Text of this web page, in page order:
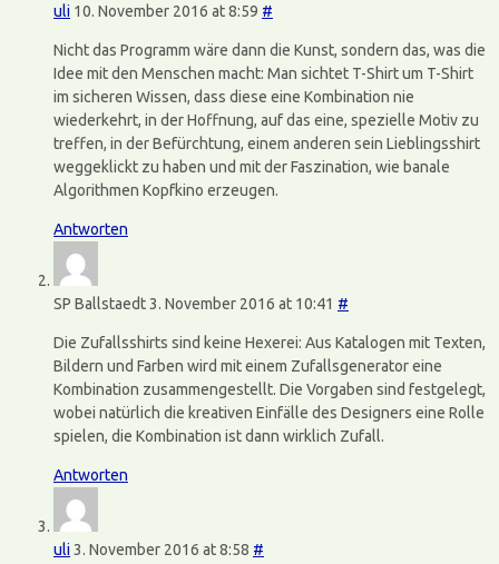
uli 10. November 2016 at 8:59 #
Nicht das Programm wäre dann die Kunst, sondern das, was die
Idee mit den Menschen macht: Man sichtet T-Shirt um T-Shirt
im sicheren Wissen, dass diese eine Kombination nie
wiederkehrt, in der Hoffnung, auf das eine, spezielle Motiv zu
treffen, in der Befürchtung, einem anderen sein Lieblingsshirt
weggeklickt zu haben und mit der Faszination, wie banale
Algorithmen Kopfkino erzeugen.
Antworten
SP Ballstaedt3. November 2016 at 10:41 #
Die Zufallsshirts sind keine Hexerei: Aus Katalogen mit Texten,
Bildern und Farben wird mit einem Zufallsgenerator eine
Kombination zusammengestellt. Die Vorgaben sind festgelegt,
wobei natürlich die kreativen Einfälle des Designers eine Rolle
spielen, die Kombination ist dann wirklich Zufall.
Antworten
uli 3. November 2016 at 8:58 #